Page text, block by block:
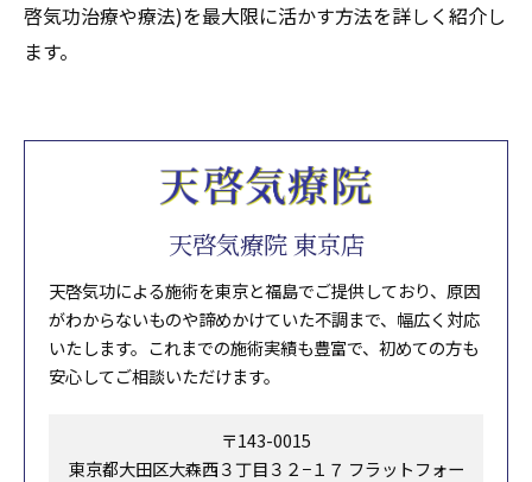
啓気功治療や療法)を最大限に活かす方法を詳しく紹介し
ます。
天啓気療院 東京店
天啓気功による施術を東京と福島でご提供しており、原因
がわからないものや諦めかけていた不調まで、幅広く対応
いたします。これまでの施術実績も豊富で、初めての方も
安心してご相談いただけます。
〒143-0015
東京都大田区大森西３丁目３２−１７ フラットフォー